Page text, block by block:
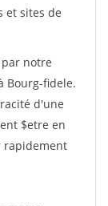
et sites de
notre
Bourg-fidele.
d'une
$etre en
rapidement